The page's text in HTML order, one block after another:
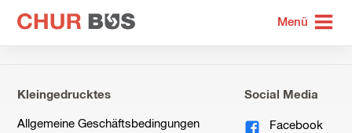
zur
Startseite
Menü
Kleingedrucktes
Allgemeine Geschäftsbedingungen
Social Media
Facebook